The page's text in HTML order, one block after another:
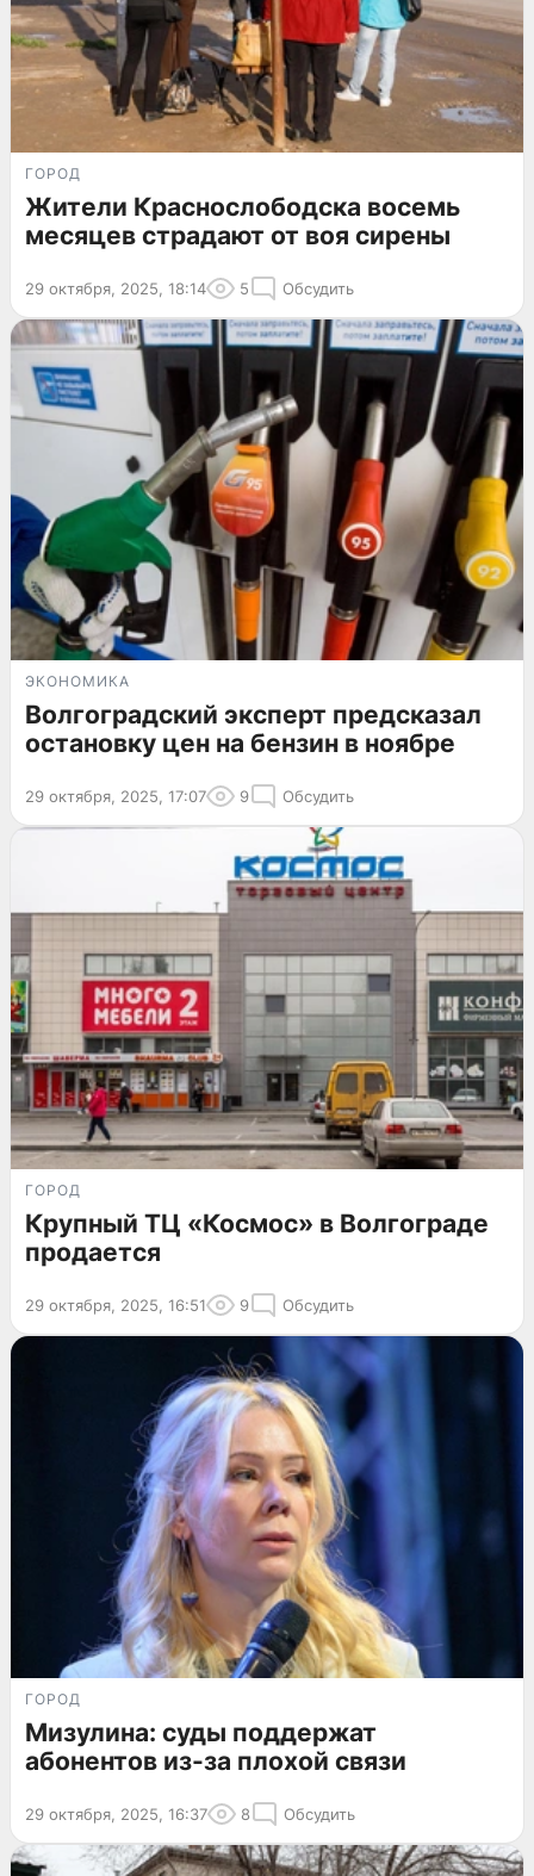
ГОРОД
Жители Краснослободска восемь
месяцев страдают от воя сирены
29 октября, 2025, 18:14 5 Обсудить
ЭКОНОМИКА
Волгоградский эксперт предсказал
остановку цен на бензин в ноябре
29 октября, 2025, 17:07 9 Обсудить
ГОРОД
Крупный ТЦ «Космос» в Волгограде
продается
29 октября, 2025, 16:51 9 Обсудить
ГОРОД
Мизулина: суды поддержат
абонентов из-за плохой связи
29 октября, 2025, 16:37 8 Обсудить